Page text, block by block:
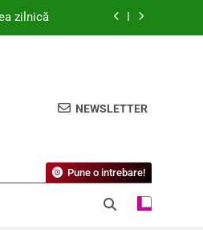
zilnică
NEWSLETTER
Pune o intrebare!